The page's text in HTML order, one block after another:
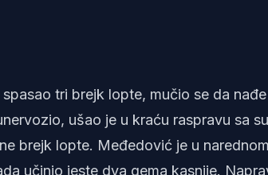
tri brejk lopte, mučio se da
ušao je u kraću raspravu sa
brejk lopte. Međedović je u
učinio jeste dva gema kasnije.